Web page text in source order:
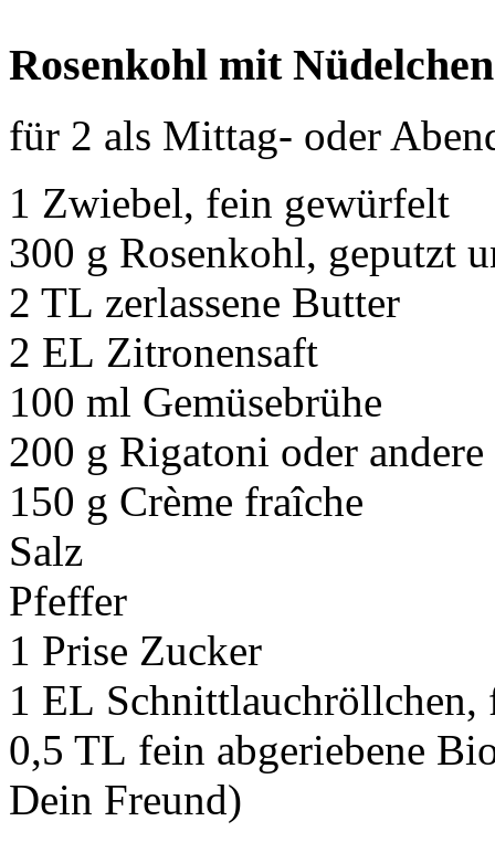
Rosenkohl mit Nüdelchen
für 2 als Mittag- oder
1 Zwiebel, fein gewürfelt
300 g Rosenkohl, geputzt
2 TL zerlassene Butter
2 EL Zitronensaft
100 ml Gemüsebrühe
200 g Rigatoni oder
150 g Crème fraîche
Salz
Pfeffer
1 Prise Zucker
1 EL
0,5 TL fein abgeriebene
Dein Freund)